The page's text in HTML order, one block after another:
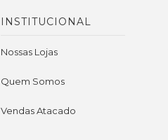
INSTITUCIONAL
Nossas Lojas
Quem Somos
Vendas Atacado